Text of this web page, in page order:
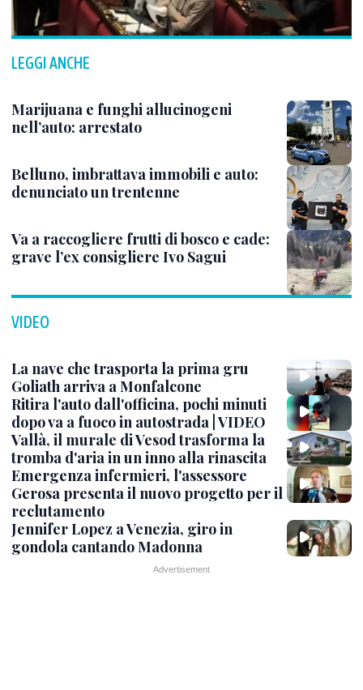
LEGGI ANCHE
Marijuana e funghi allucinogeni
nell’auto: arrestato
Belluno, imbrattava immobili e auto:
denunciato un trentenne
Va a raccogliere frutti di bosco e cade:
grave l’ex consigliere Ivo Sagui
VIDEO
La nave che trasporta la prima gru
Goliath arriva a Monfalcone
Ritira l'auto dall'officina, pochi minuti
dopo va a fuoco in autostrada | VIDEO
Vallà, il murale di Vesod trasforma la
tromba d'aria in un inno alla rinascita
Emergenza infermieri, l'assessore
Gerosa presenta il nuovo progetto per il
reclutamento
Jennifer Lopez a Venezia, giro in
gondola cantando Madonna